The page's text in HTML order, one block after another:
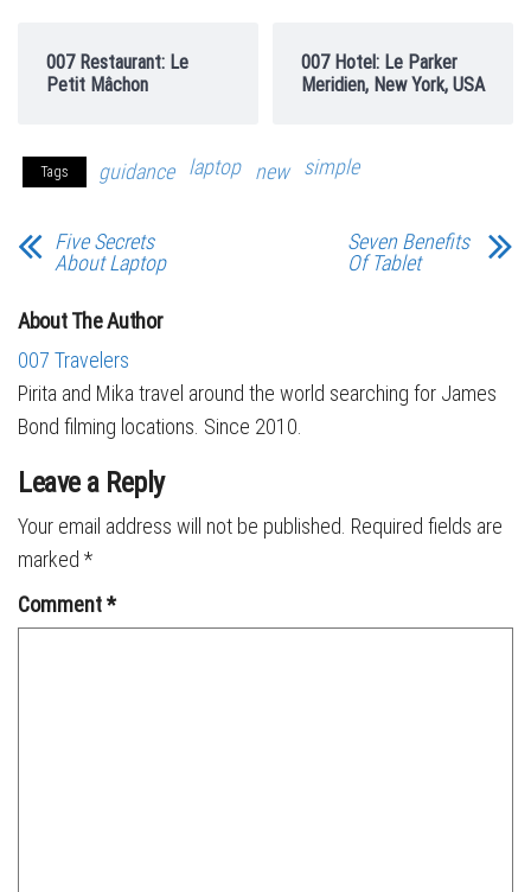
007 Restaurant: Le
Petit Mâchon
007 Hotel: Le Parker
Meridien, New York, USA
Tags guidance laptop new simple
Five Secrets
About Laptop
Seven Benefits
Of Tablet
About The Author
007 Travelers
Pirita and Mika travel around the world searching for James
Bond filming locations. Since 2010.
Leave a Reply
Your email address will not be published. Required fields are
marked *
Comment*